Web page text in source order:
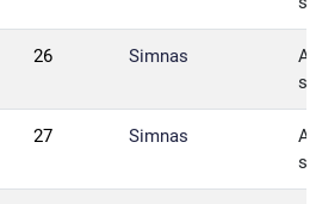
26 Simnas
27 Simnas